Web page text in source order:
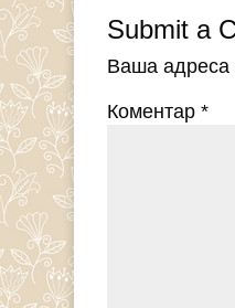
Submit a
Ваша адреса
Коментар*